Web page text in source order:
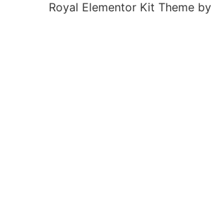
Royal Elementor Kit Theme by